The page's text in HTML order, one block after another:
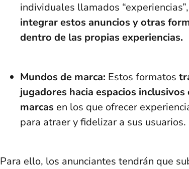
individuales llamados “experiencias”,
integrar estos anuncios y otras
dentro de las propias experiencias.
Mundos de marca: Estos formatos
jugadores hacia espacios
marcas en los que ofrecer experienci
para atraer y fidelizar a sus usuarios.
Para ello, los anunciantes tendrán que